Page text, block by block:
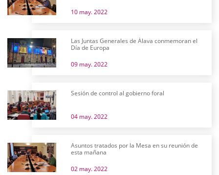
10 may. 2022
Las Juntas Generales de Álava conmemoran el
Día de Europa
09 may. 2022
Sesión de control al gobierno foral
04 may. 2022
Asuntos tratados por la Mesa en su reunión de
esta mañana
02 may. 2022